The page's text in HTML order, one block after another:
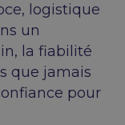
logistique
un
la fiabilité
que jamais
pour